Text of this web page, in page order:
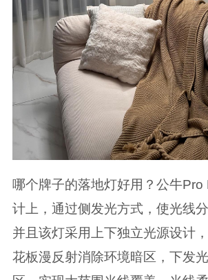
哪个牌子的落地灯好用？公牛Pro
计上，通过侧发光方式，使光线分
并且该灯采用上下独立光源设计
花板漫反射消除环境暗区，下发